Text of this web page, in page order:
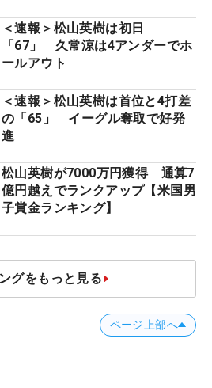
＜速報＞松山英樹は初日
「67」 久常涼は4アンダーでホ
ールアウト
＜速報＞松山英樹は首位と4打差
の「65」 イーグル奪取で好発
進
松山英樹が7000万円獲得 通算7
億円越えでランクアップ【米国男
子賞金ランキング】
グをもっと見る
ページ上部へ